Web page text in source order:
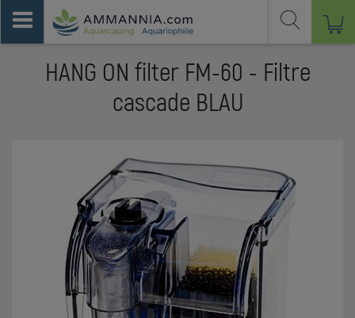
HANG ON filter FM-60 - Filtre
cascade BLAU